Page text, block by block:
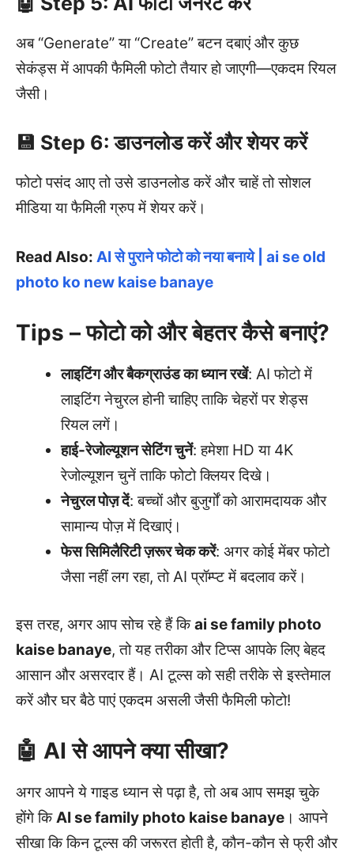
अब “Generate” या “Create” बटन दबाएं और कुछ
सेकंड्स में आपकी फैमिली फोटो तैयार हो जाएगी—एकदम रियल
जैसी।
💾 Step 6: डाउनलोड करें और शेयर करें
फोटो पसंद आए तो उसे डाउनलोड करें और चाहें तो सोशल
मीडिया या फैमिली ग्रुप में शेयर करें।
Read Also: AI से पुराने फोटो को नया बनाये | ai se old
photo ko new kaise banaye
Tips – फोटो को और बेहतर कैसे बनाएं?
लाइटिंग और बैकग्राउंड का ध्यान रखें: AI फोटो में
लाइटिंग नेचुरल होनी चाहिए ताकि चेहरों पर शेड्स
रियल लगें।
हाई-रेजोल्यूशन सेटिंग चुनें: हमेशा HD या 4K
रेजोल्यूशन चुनें ताकि फोटो क्लियर दिखे।
नेचुरल पोज़ दें: बच्चों और बुजुर्गों को आरामदायक और
सामान्य पोज़ में दिखाएं।
फेस सिमिलैरिटी ज़रूर चेक करें: अगर कोई मेंबर फोटो
जैसा नहीं लग रहा, तो AI प्रॉम्प्ट में बदलाव करें।
इस तरह, अगर आप सोच रहे हैं किai se family photo
kaise banaye, तो यह तरीका और टिप्स आपके लिए बेहद
आसान और असरदार हैं। AI टूल्स को सही तरीके से इस्तेमाल
करें और घर बैठे पाएं एकदम असली जैसी फैमिली फोटो!
🤖 AI से आपने क्या सीखा?
अगर आपने ये गाइड ध्यान से पढ़ा है, तो अब आप समझ चुके
होंगे किAI se family photo kaise banaye । आपने
सीखा कि किन टूल्स की जरूरत होती है, कौन-कौन से फ्री और